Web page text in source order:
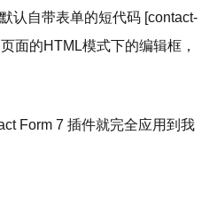
认自带表单的短代码 [contact-
面的HTML模式下的编辑框，
Form 7 插件就完全应用到我